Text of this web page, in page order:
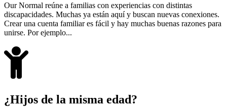
Our Normal reúne a familias con experiencias con distintas
discapacidades. Muchas ya están aquí y buscan nuevas conexiones.
Crear una cuenta familiar es fácil y hay muchas buenas razones para
unirse. Por ejemplo...
¿Hijos de la misma edad?